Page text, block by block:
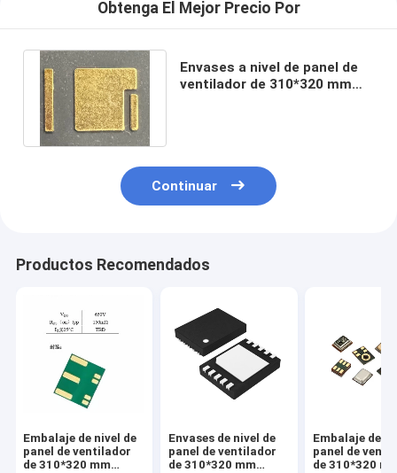
Obtenga El Mejor Precio Por
Envases a nivel de panel de
ventilador de 310*320 mm
Continuar
Productos Recomendados
Embalaje de nivel de
panel de ventilador
de 310*320 mm
Envases de nivel de
panel de ventilador
de 310*320 mm
Embalaje de
panel de
de 310*320